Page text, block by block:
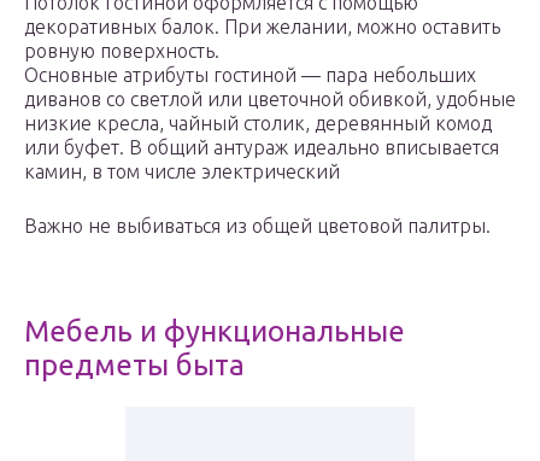
декоративных балок. При желании, можно оставить
ровную поверхность.
Основные атрибуты гостиной — пара небольших
диванов со светлой или цветочной обивкой, удобные
низкие кресла, чайный столик, деревянный комод
или буфет. В общий антураж идеально вписывается
камин, в том числе электрический
Важно не выбиваться из общей цветовой палитры.
Мебель и функциональные
предметы быта